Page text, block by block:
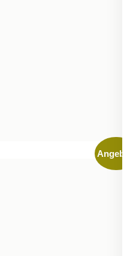
Angebot!